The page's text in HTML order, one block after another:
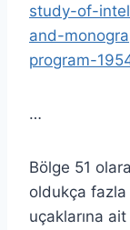
study-of-
and-
program-
…
Bölge 51
oldukça fazla
uçaklarına